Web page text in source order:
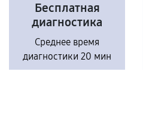
Бесплатная
диагностика
Среднее время
диагностики 20 мин